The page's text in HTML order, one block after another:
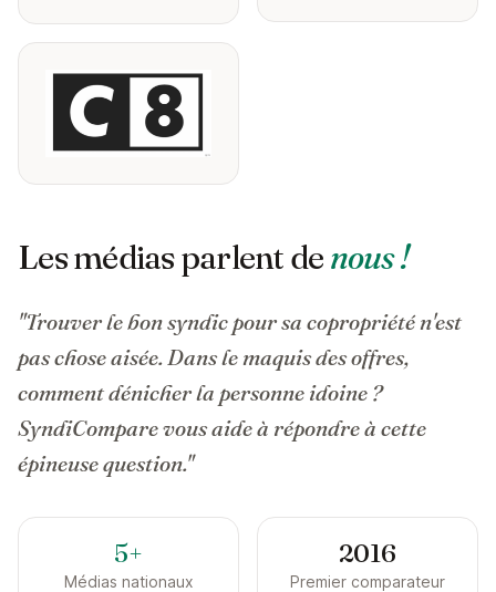
Les médias parlent denous !
"Trouver le bon syndic pour sa copropriété n'est
pas chose aisée. Dans le maquis des offres,
comment dénicher la personne idoine ?
SyndiCompare vous aide à répondre à cette
épineuse question."
5+
Médias nationaux
2016
Premier comparateur